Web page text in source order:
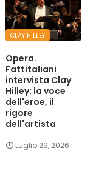
CLAY HILLEY
Opera.
Fattitaliani
intervista Clay
Hilley: la voce
dell'eroe, il
rigore
dell'artista
Luglio 29, 2026